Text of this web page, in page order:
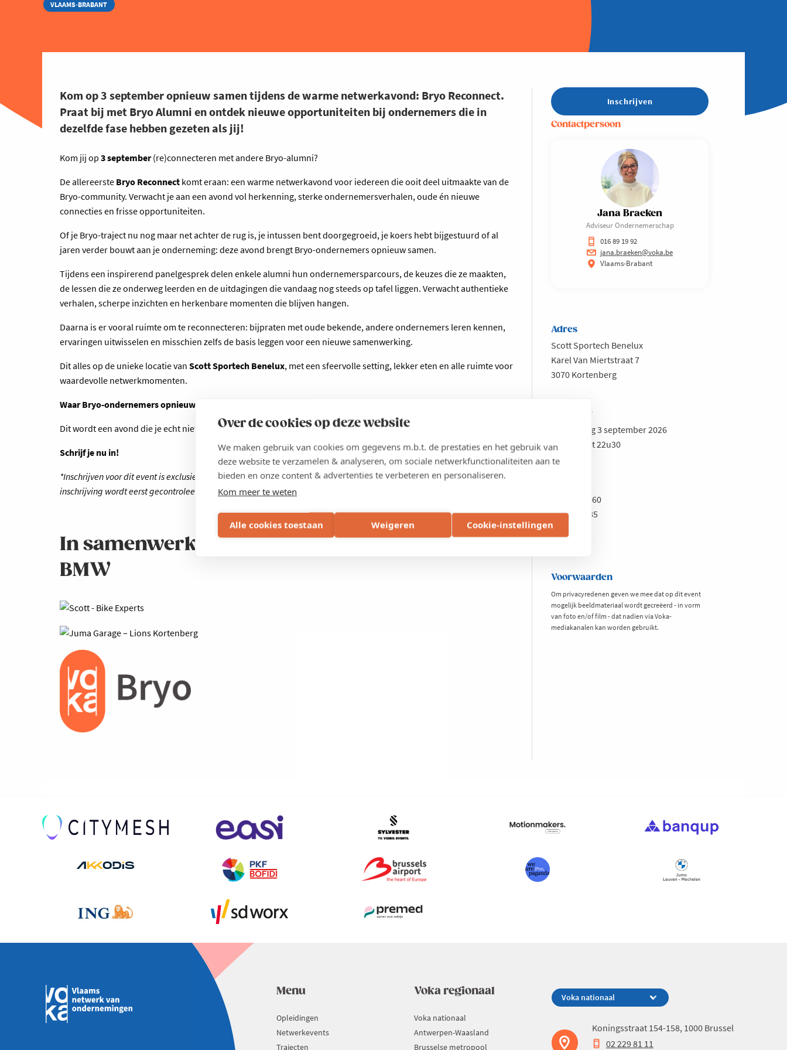
Over de cookies op deze website
We maken gebruik van cookies om gegevens m.b.t. de prestaties en het gebruik van
deze website te verzamelen & analyseren, om sociale netwerkfunctionaliteiten aan te
bieden en onze content & advertenties te verbeteren en personaliseren.
Kom meer te weten
Alle cookies toestaan Weigeren Cookie-instellingen
VLAAMS-BRABANT
Kom op 3 september opnieuw samen tijdens de warme netwerkavond: Bryo Reconnect.
Praat bij met Bryo Alumni en ontdek nieuwe opportuniteiten bij ondernemers die in
dezelfde fase hebben gezeten als jij!
Kom jij op 3 september(re)connecteren met andere Bryo-alumni?
De allereerste Bryo Reconnect komt eraan: een warme netwerkavond voor iedereen die ooit deel uitmaakte van de
Bryo-community. Verwacht je aan een avond vol herkenning, sterke ondernemersverhalen, oude én nieuwe
connecties en frisse opportuniteiten.
Of je Bryo-traject nu nog maar net achter de rug is, je intussen bent doorgegroeid, je koers hebt bijgestuurd of al
jaren verder bouwt aan je onderneming: deze avond brengt Bryo-ondernemers opnieuw samen.
Tijdens een inspirerend panelgesprek delen enkele alumni hun ondernemersparcours, de keuzes die ze maakten,
de lessen die ze onderweg leerden en de uitdagingen die vandaag nog steeds op tafel liggen. Verwacht authentieke
verhalen, scherpe inzichten en herkenbare momenten die blijven hangen.
Daarna is er vooral ruimte om te reconnecteren: bijpraten met oude bekende, andere ondernemers leren kennen,
ervaringen uitwisselen en misschien zelfs de basis leggen voor een nieuwe samenwerking.
Dit alles op de unieke locatie van Scott Sportech Benelux, met een sfeervolle setting, lekker eten en alle ruimte voor
waardevolle netwerkmomenten.
Waar Bryo-ondernemers opnieuw connecteren, ervaringen delen en nieuwe opportuniteiten ontdekken.
Dit wordt een avond die je echt niet kan missen.
Schrijf je nu in!
*Inschrijven voor dit event is exclusief voor Bryo Alumni van de StartUp, StartUp Advanced en ScaleUp trajecten. Elke
inschrijving wordt eerst gecontroleerd en pas na goedkeuring definitief bevestigd.
In samenwerking metScott BeneluxenJuma
BMW
Inschrijven
Contactpersoon
Jana Braeken
Adviseur Ondernemerschap
016 89 19 92
jana.braeken@voka.be
Vlaams-Brabant
Adres
Scott Sportech Benelux
Karel Van Miertstraat 7
3070 Kortenberg
Wanneer
Donderdag 3 september 2026
Van 18u tot 22u30
Voka-lid: €60
Niet-lid: €85
(excl. btw)
Voorwaarden
Om privacyredenen geven we mee dat op dit event
mogelijk beeldmateriaal wordt gecreëerd - in vorm
van foto en/of film - dat nadien via Voka-
mediakanalen kan worden gebruikt.
Menu
Opleidingen
Netwerkevents
Trajecten
Voka regionaal
Voka nationaal
Antwerpen-Waasland
Brusselse metropool
Koningsstraat 154-158, 1000 Brussel
02 229 81 11